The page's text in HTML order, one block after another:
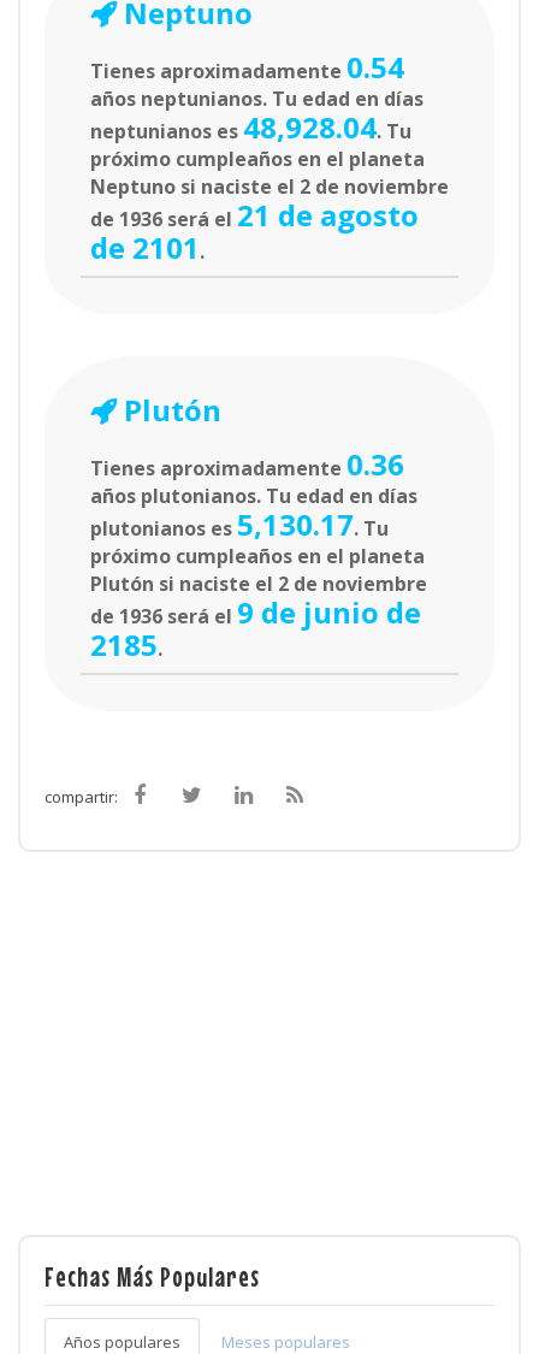
Neptuno
Tienes aproximadamente 0.54
años neptunianos. Tu edad en días
neptunianos es 48,928.04. Tu
próximo cumpleaños en el planeta
Neptuno si naciste el 2 de noviembre
de 1936 será el 21 de agosto
de 2101 .
Plutón
Tienes aproximadamente 0.36
años plutonianos. Tu edad en días
plutonianos es 5,130.17. Tu
próximo cumpleaños en el planeta
Plutón si naciste el 2 de noviembre
de 1936 será el 9 de junio de
2185.
compartir:
Fechas Más Populares
Años populares Meses populares